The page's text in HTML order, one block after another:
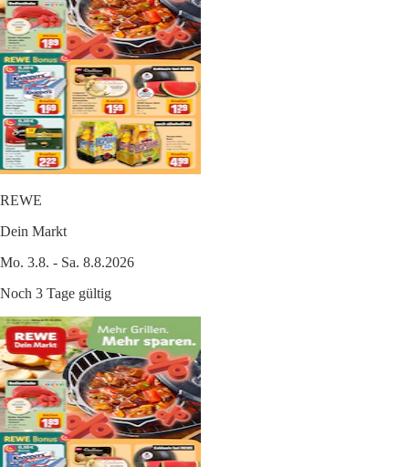
REWE
Dein Markt
Mo. 3.8. - Sa. 8.8.2026
Noch 3 Tage gültig